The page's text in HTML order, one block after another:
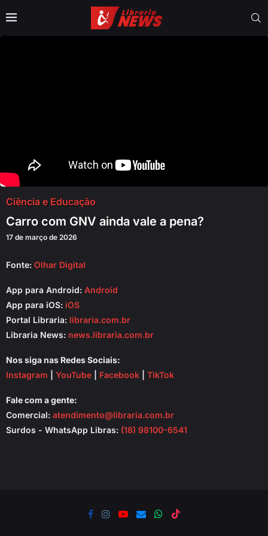
Ciência e Educação
Carro com GNV ainda vale a pena?
17 de março de 2026
Fonte: Olhar Digital
App para Android: Android
App para iOS: iOS
Portal Libraria: libraria.com.br
Libraria News: news.libraria.com.br
Nos siga nas Redes Sociais:
Instagram
YouTube Facebook TikTok
Fale com a gente:
Comercial: atendimento@libraria.com.br
Surdos - WhatsApp Libras: (18) 98100-6541